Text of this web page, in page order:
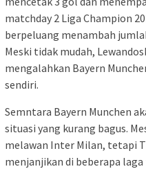
matchday 2 Liga Champion
berpeluang menambah
Meski tidak mudah,
mengalahkan Bayern
sendiri.
Semntara Bayern Munchen
situasi yang kurang bagus.
melawan Inter Milan, tetapi
menjanjikan di beberapa